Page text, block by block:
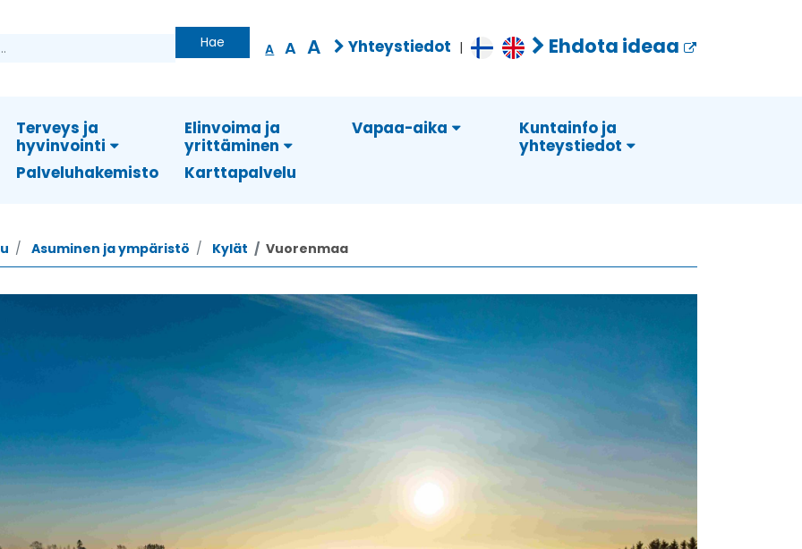
Hae A A A Yhteystiedot | Ehdota ideaa
Terveys ja
hyvinvointi
Elinvoima ja
yrittäminen
Vapaa-aika
Kuntainfo ja
yhteystiedot
Palveluhakemisto
Karttapalvelu
Asuminen ja ympäristö Kylät Vuorenmaa